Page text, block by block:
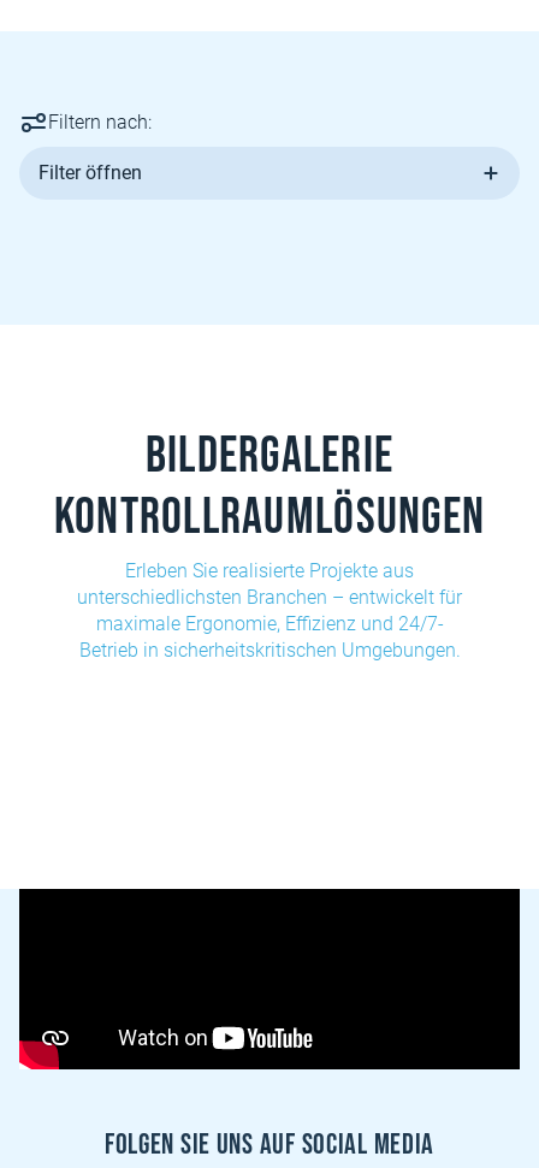
Filtern nach:
Filter öffnen
Bildergalerie
Kontrollraumlösungen
Erleben Sie realisierte Projekte aus
unterschiedlichsten Branchen – entwickelt für
maximale Ergonomie, Effizienz und 24/7-
Betrieb in sicherheitskritischen Umgebungen.
Folgen sie uns auf Social Media